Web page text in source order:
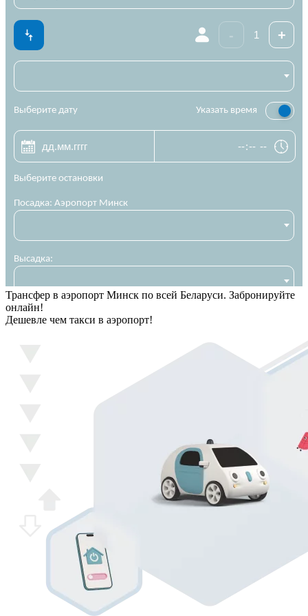
Трансфер в аэропорт Минск по всей Беларуси. Забронируйте
онлайн!
Дешевле чем такси в аэропорт!